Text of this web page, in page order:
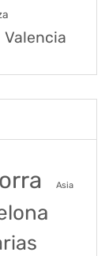
Valencia
Asia